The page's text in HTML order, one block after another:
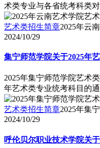
术类专业与各省统考科类
艺术类招生简章2025年云
2024/10/29
集宁师范学院关于2025年
2025年集宁师范学院艺术
年艺术类专业统考科目的
艺术类招生简章2025年集
2024/10/29
呼伦贝尔职业技术学院关